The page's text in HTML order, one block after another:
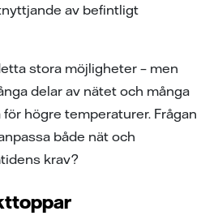
av befintligt
stora möjligheter – men
delar av nätet och många
högre temperaturer. Frågan
både nät och
krav?